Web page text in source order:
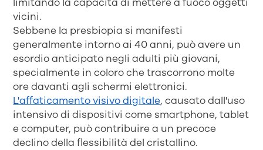
vicini.
Sebbene la presbiopia si manifesti
generalmente intorno ai 40 anni, può avere un
esordio anticipato negli adulti più giovani,
specialmente in coloro che trascorrono molte
ore davanti agli schermi elettronici.
L'affaticamento visivo digitale, causato dall'uso
intensivo di dispositivi come smartphone, tablet
e computer, può contribuire a un precoce
declino della flessibilità del cristallino.